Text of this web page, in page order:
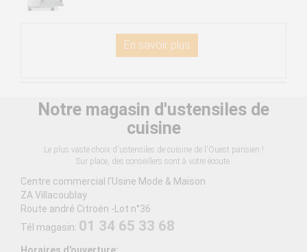
En savoir plus
Notre magasin d'ustensiles de
cuisine
Le plus vaste choix d'ustensiles de cuisine de l'Ouest parisien !
Sur place, des conseillers sont à votre écoute.
Centre commercial l'Usine Mode & Maison
ZA Villacoublay
Route andré Citroën -Lot n°36
Tél magasin: 01 34 65 33 68